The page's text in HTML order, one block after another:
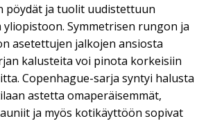
pöydät ja tuolit uudistettuun
yliopistoon. Symmetrisen rungon ja
asetettujen jalkojen ansiosta
kalusteita voi pinota korkeisiin
Copenhague-sarja syntyi halusta
astetta omaperäisemmät,
ja myös kotikäyttöön sopivat